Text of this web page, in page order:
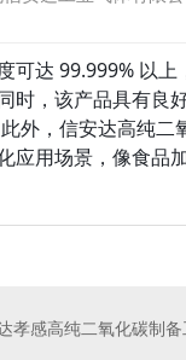
可达 99.999% 以
时，该产品具有良
外，信安达高纯二
应用场景，像食品